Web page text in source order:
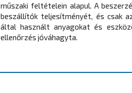
műszaki feltételein alapul. A
beszállítók teljesítményét, és csak
által használt anyagokat és
ellenőrzés jóváhagyta.